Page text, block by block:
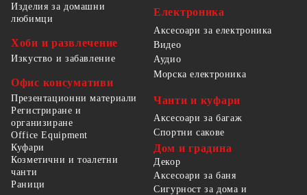
Изделия за домашни
любимци
Хоби и развлечение
Изкуство и забавление
Офис консумативи
Презентационни материали
Регистриране и
организиране
Office Equipment
Електроника
Аксесоари за електроника
Видео
Аудио
Морска електроника
Чанти и куфари
Аксесоари за багаж
Спортни сакове
Куфари
Козметични и тоалетни
чанти
Раници
Дом и градина
Декор
Аксесоари за баня
Сигурност за дома и